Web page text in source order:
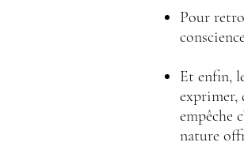
Pour
Et enfin,
exprimer,
empêche
nature